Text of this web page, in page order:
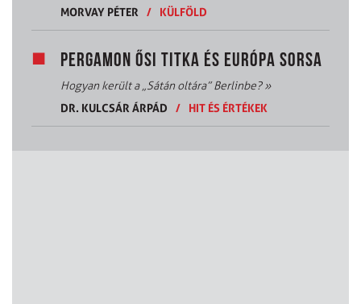
MORVAY PÉTER
/ KÜLFÖLD
PERGAMON ŐSI TITKA ÉS EURÓPA SORSA
Hogyan került a „Sátán oltára” Berlinbe?»
DR. KULCSÁR ÁRPÁD
/ HIT ÉS ÉRTÉKEK